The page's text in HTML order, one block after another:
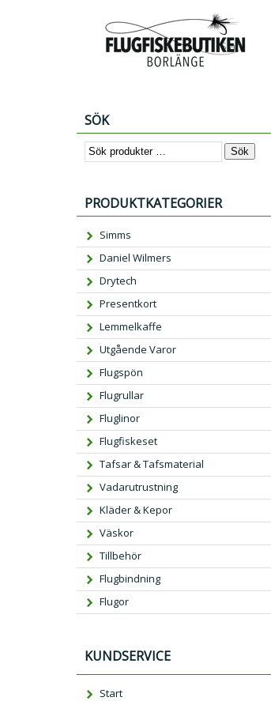
Start
SÖK
Sök
PRODUKTKATEGORIER
Simms
Daniel Wilmers
Drytech
Presentkort
Lemmelkaffe
Utgående Varor
Flugspön
Flugrullar
Fluglinor
Flugfiskeset
Tafsar & Tafsmaterial
Vadarutrustning
Kläder & Kepor
Väskor
Tillbehör
Flugbindning
Flugor
KUNDSERVICE
Start